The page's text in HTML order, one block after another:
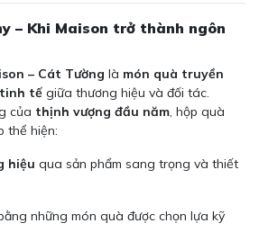
– Khi Maison trở thành ngôn
– Cát Tường là món quà truyền
tế giữa thương hiệu và đối tác.
của thịnh vượng đầu năm, hộp quà
thể hiện:
hiệu qua sản phẩm sang trọng và thiết
những món quà được chọn lựa kỹ